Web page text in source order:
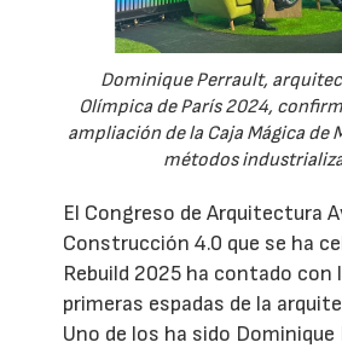
Dominique Perrault,
Olímpica de París 2024,
ampliación de la Caja Mágica de
métodos
El Congreso de Arquitectura
Construcción 4.0 que se ha
Rebuild 2025 ha contado con
primeras espadas de la
Uno de los ha sido